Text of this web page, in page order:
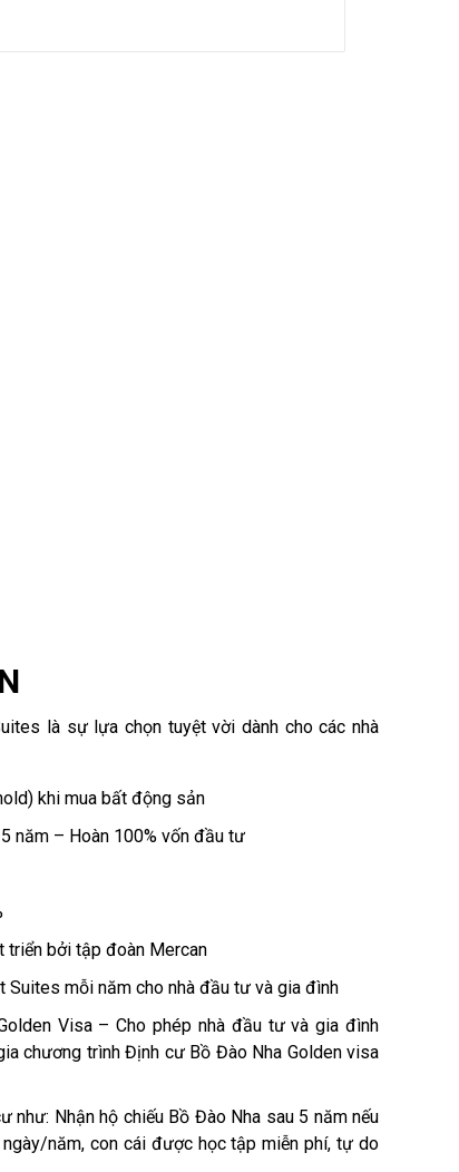
là sự lựa chọn tuyệt vời dành cho các nhà
khi mua bất động sản
năm – Hoàn 100% vốn đầu tư
bởi tập đoàn Mercan
mỗi năm cho nhà đầu tư và gia đình
Visa – Cho phép nhà đầu tư và gia đình
chương trình Định cư Bồ Đào Nha Golden visa
như: Nhận hộ chiếu Bồ Đào Nha sau 5 năm nếu
năm, con cái được học tập miễn phí, tự do